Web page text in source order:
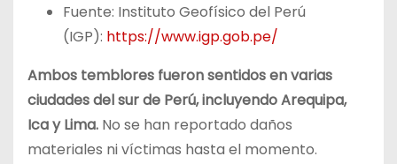
Fuente: Instituto Geofísico del Perú
(IGP): https://www.igp.gob.pe/
Ambos temblores fueron sentidos en varias
ciudades del sur de Perú, incluyendo Arequipa,
Ica y Lima. No se han reportado daños
materiales ni víctimas hasta el momento.